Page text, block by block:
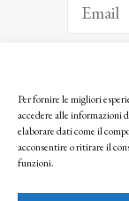
Per fornire le migliori
accedere alle informazioni
elaborare dati come il
acconsentire o ritirare il
funzioni.
Facendo clic per
seguendo la nostra
© 2025 Istituto Matteucci.
l’autorizzazione scritta